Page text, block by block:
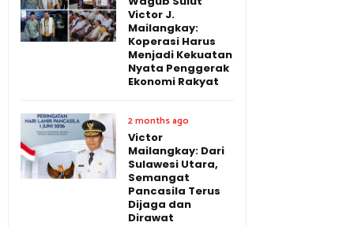
Victor J.
Mailangkay:
Koperasi Harus
Menjadi Kekuatan
Nyata Penggerak
Ekonomi Rakyat
2 months ago
Victor
Mailangkay: Dari
Sulawesi Utara,
Semangat
Pancasila Terus
Dijaga dan
Dirawat